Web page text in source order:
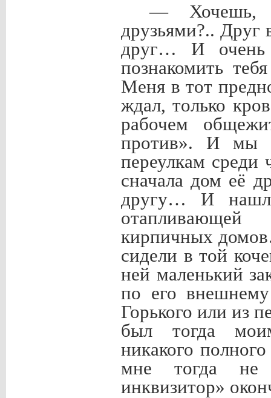
— Хочешь,
друзьями?..
друг… И
познакомить
Меня в тот
ждал, только
рабочем
против». И мы
переулкам
сначала дом её
другу… И
отапливающей
кирпичных
сидели в той
ней маленький
по его
Горького или из
был тогда
никакого
мне тогда не
инквизитор»